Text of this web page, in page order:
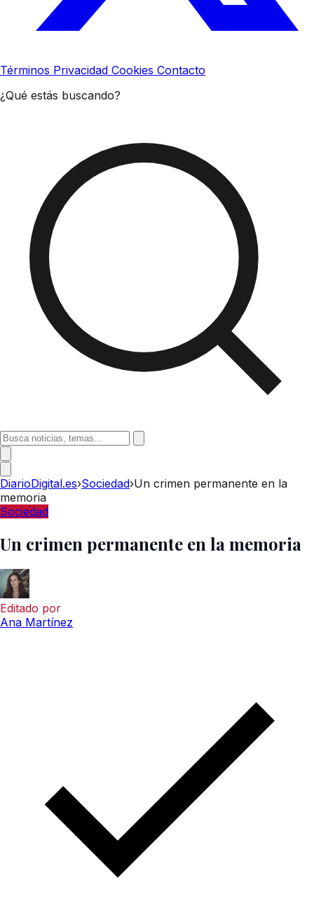
Términos Privacidad Cookies Contacto
¿Qué estás buscando?
DiarioDigital.es›Sociedad›Un crimen permanente en la
memoria
Sociedad
Un crimen permanente en la memoria
Editado por
Ana Martínez